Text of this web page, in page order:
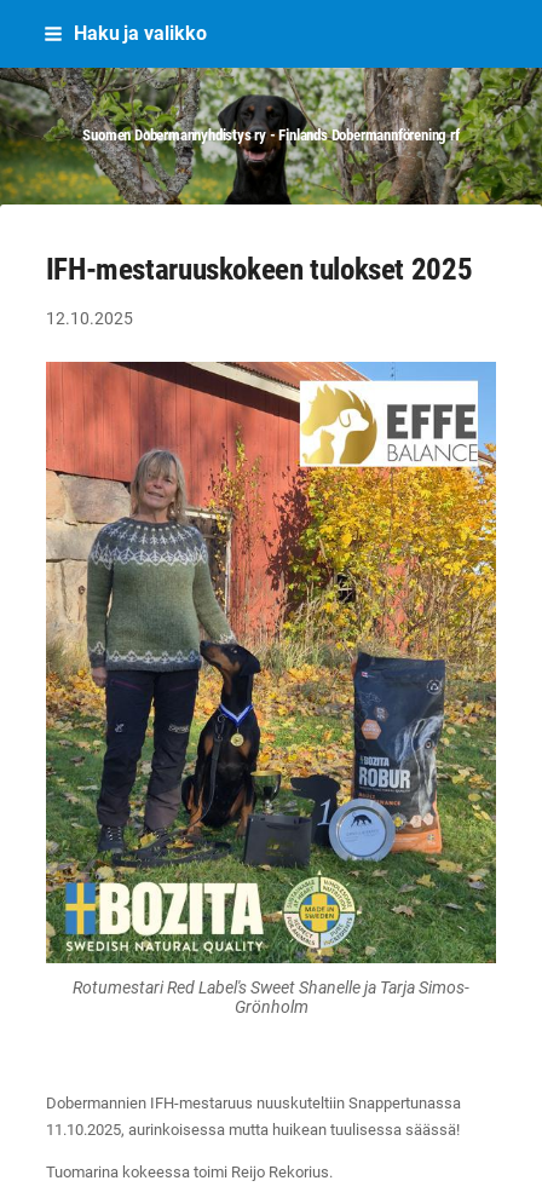
Siirry
sisältöön
Haku ja valikko
Suomen Dobermannyhdistys ry - Finlands Dobermannförening rf
IFH-mestaruuskokeen tulokset 2025
12.10.2025
Rotumestari Red Label's Sweet Shanelle ja Tarja Simos-
Grönholm
Dobermannien IFH-mestaruus nuuskuteltiin Snappertunassa
11.10.2025, aurinkoisessa mutta huikean tuulisessa säässä!
Tuomarina kokeessa toimi Reijo Rekorius.